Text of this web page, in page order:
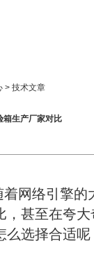
> 技术文章
箱生产厂家对比
络引擎的
，甚至在夸
么选择合适